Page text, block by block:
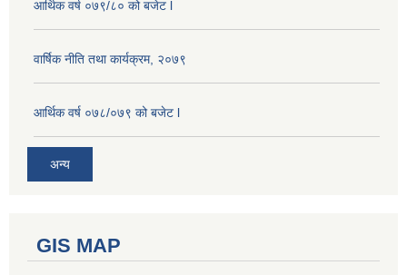
आर्थिक वर्ष ०७९/८० को बजेट l
वार्षिक नीति तथा कार्यक्रम, २०७९
आर्थिक वर्ष ०७८/०७९ को बजेट l
अन्य
GIS MAP